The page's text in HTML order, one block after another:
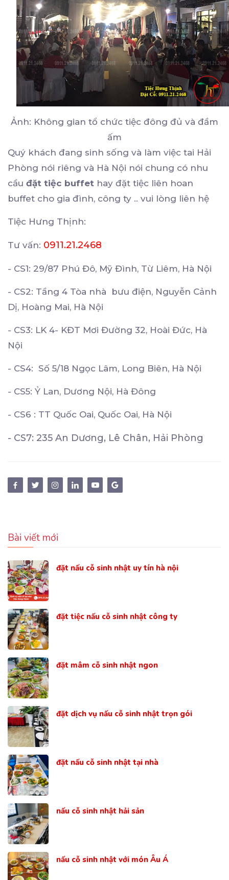
Ảnh: Không gian tổ chức tiệc đông đủ và đầm
ấm
Quý khách đang sinh sống và làm việc tai Hải
Phòng nói riêng và Hà Nội nói chung có nhu
cầu đặt tiệc buffet hay đặt tiệc liên hoan
buffet cho gia đình, công ty .. vui lòng liên hệ
Tiệc Hưng Thịnh:
Tư vấn: 0911.21.2468
- CS1: 29/87 Phú Đô, Mỹ Đình, Từ Liêm, Hà Nội
- CS2: Tầng 4 Tòa nhà bưu điện, Nguyễn Cảnh
Dị, Hoàng Mai, Hà Nội
- CS3: LK 4- KĐT Mơi Đường 32, Hoài Đức, Hà
Nội
- CS4: Số 5/18 Ngọc Lâm, Long Biên, Hà Nội
- CS5: Ỷ Lan, Dương Nội, Hà Đông
- CS6 : TT Quốc Oai, Quốc Oai, Hà Nội
- CS7: 235 An Dương, Lê Chân, Hải Phòng
Bài viết mới
đặt nấu cỗ sinh nhật uy tín hà nội
đặt tiệc nấu cỗ sinh nhật công ty
đặt mâm cỗ sinh nhật ngon
đặt dịch vụ nấu cỗ sinh nhật trọn gói
đặt nấu cỗ sinh nhật tại nhà
nấu cỗ sinh nhật hải sản
nấu cỗ sinh nhật với món Âu Á